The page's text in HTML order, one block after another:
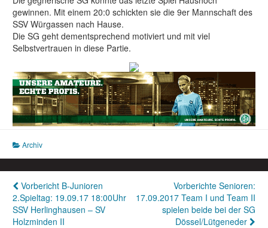
gewinnen. Mit einem 20:0 schickten sie die 9er Mannschaft des
SSV Würgassen nach Hause.
Die SG geht dementsprechend motiviert und mit viel
Selbstvertrauen in diese Partie.
Archiv
Beitragsnavigation
Vorbericht B-Junioren
2.Spieltag: 19.09.17 18:00Uhr
SSV Herlinghausen – SV
Holzminden II
Vorberichte Senioren:
17.09.2017 Team I und Team II
spielen beide bei der SG
Dössel/Lütgeneder